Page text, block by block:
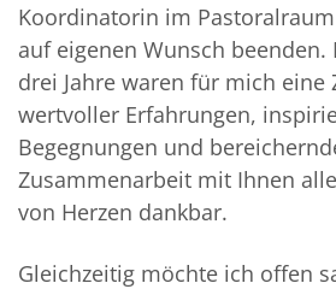
Koordinatorin im
auf eigenen Wunsch beenden.
drei Jahre waren für mich eine
wertvoller Erfahrungen,
Begegnungen und
Zusammenarbeit mit Ihnen
von Herzen dankbar.
Gleichzeitig möchte ich offen